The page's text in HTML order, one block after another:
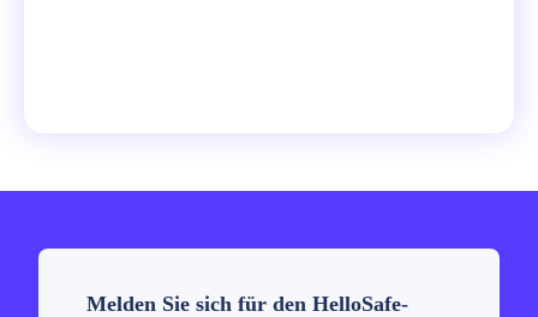
Melden Sie sich für den HelloSafe-